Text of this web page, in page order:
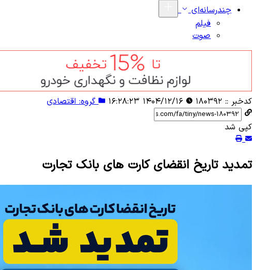
چندرسانه‌ای
فیلم
صوت
کدخبر :: ۱۸۰۳۹۲ گروه: اقتصادی
کپی شد
تمدید تاریخ انقضای کارت های بانک تجارت